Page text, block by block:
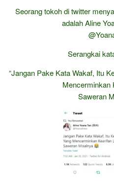
Seorang tokoh di twitter
adalah Aline
Serangkai
“Jangan Pake Kata Wakaf, Itu
Mencerminkan
Saweran